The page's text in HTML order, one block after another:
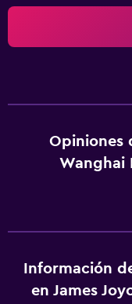
Opiniones
Wanghai
Información
en James